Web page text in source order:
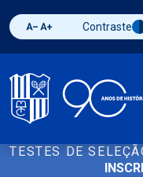
Diminuir fonte
Aumentar fonte
Alternar
Contraste
TESTES DE